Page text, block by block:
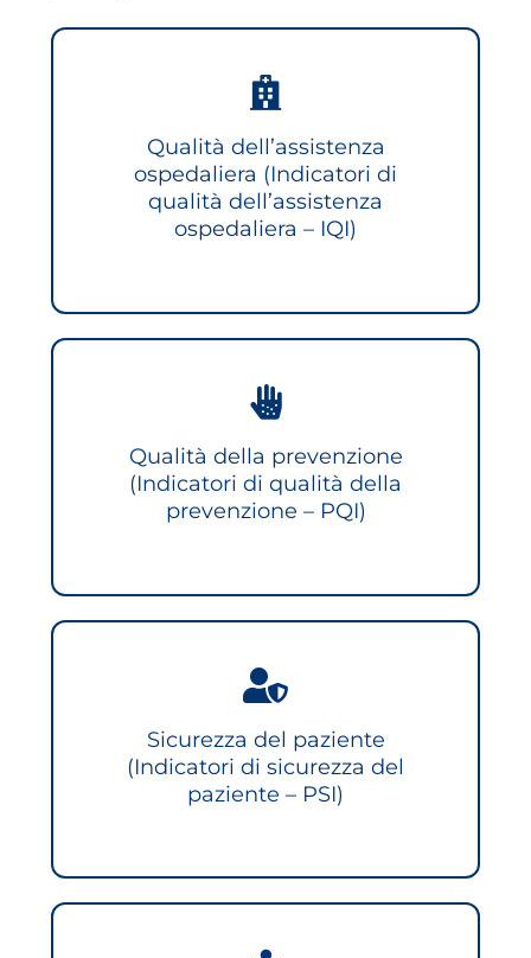
Qualità dell’assistenza
ospedaliera (Indicatori di
qualità dell’assistenza
ospedaliera – IQI)
Qualità della prevenzione
(Indicatori di qualità della
prevenzione – PQI)
Sicurezza del paziente
(Indicatori di sicurezza del
paziente – PSI)